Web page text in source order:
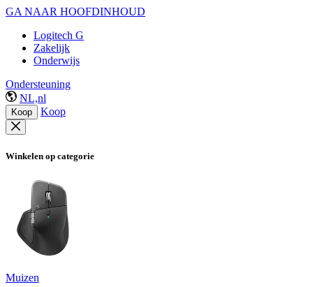
GA NAAR HOOFDINHOUD
Logitech G
Zakelijk
Onderwijs
Ondersteuning
NL,nl
Koop Koop
Winkelen op categorie
Muizen